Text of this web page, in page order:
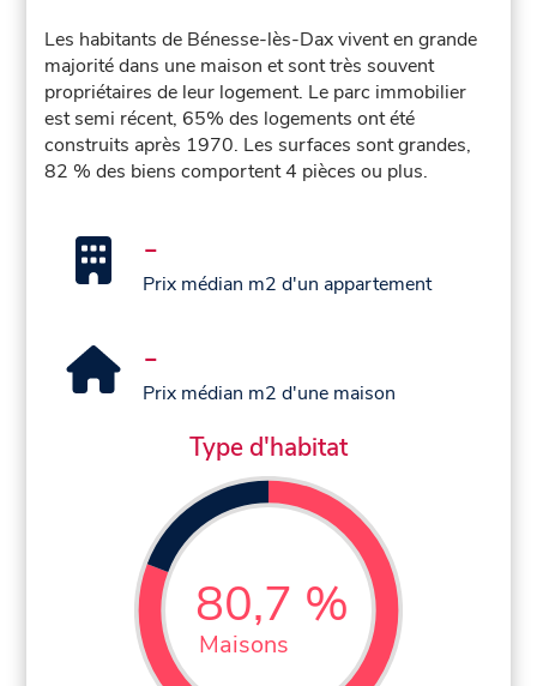
Les habitants de Bénesse-lès-Dax vivent en grande
majorité dans une maison et sont très souvent
propriétaires de leur logement. Le parc immobilier
est semi récent, 65% des logements ont été
construits après 1970. Les surfaces sont grandes,
82 % des biens comportent 4 pièces ou plus.
-
Prix médian m2 d'un appartement
-
Prix médian m2 d'une maison
Type d'habitat
80,7 %
Maisons